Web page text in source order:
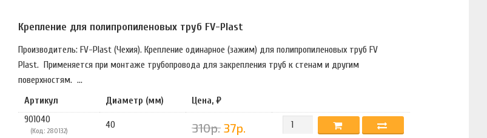
Крепление для полипропиленовых труб FV-Plast
Производитель: FV-Plast (Чехия). Крепление одинарное (зажим) для полипропиленовых труб FV
Plast. Применяется при монтаже трубопровода для закрепления труб к стенам и другим
поверхностям. ...
Артикул
Диаметр (мм)
Цена, ₽
901040
(Код: 280132)
40 310р. 37р.